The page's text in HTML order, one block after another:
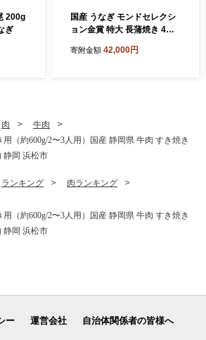
200g
ぎ
国産 うなぎ モンドセレクシ
ョン金賞 特大 長蒲焼き 4尾
真空パック
寄附金額 42,000円
肉
牛肉
（約600g/2〜3人用）国産 静岡県 牛肉 すき焼き
静岡 浜松市
ランキング
肉ランキング
（約600g/2〜3人用）国産 静岡県 牛肉 すき焼き
静岡 浜松市
ー 運営会社 自治体関係者の皆様へ